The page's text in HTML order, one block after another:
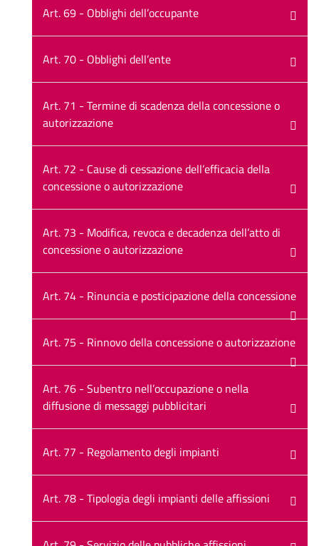
Art. 69 - Obblighi dell’occupante
Art. 70 - Obblighi dell’ente
Art. 71 - Termine di scadenza della concessione o
autorizzazione
Art. 72 - Cause di cessazione dell’efficacia della
concessione o autorizzazione
Art. 73 - Modifica, revoca e decadenza dell’atto di
concessione o autorizzazione
Art. 74 - Rinuncia e posticipazione della concessione
Art. 75 - Rinnovo della concessione o autorizzazione
Art. 76 - Subentro nell’occupazione o nella
diffusione di messaggi pubblicitari
Art. 77 - Regolamento degli impianti
Art. 78 - Tipologia degli impianti delle affissioni